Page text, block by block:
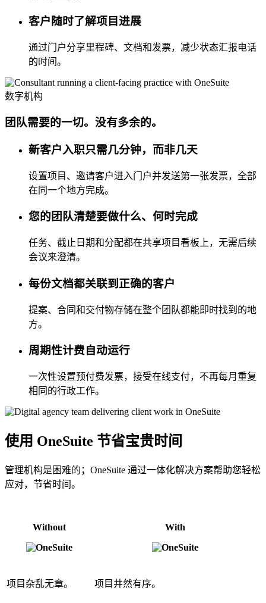
客户随时了解项目进展
通过门户分享里程碑、文档和发票，减少状态汇报电话
的时间。
数字机构
团队需要的一切。没有多余的。
新客户入职只需几分钟，而非几天
设置项目、邀请客户进入门户并发送第一张发票，全部
在同一个地方完成。
您的团队清楚要做什么、何时完成
任务、截止日期和分配都在共享项目看板上，无需后续
会议来澄清。
每份文档都关联到正确的客户
提案、合同和交付物存储在整个团队都能即时找到的地
方。
周期性计费自动运行
一次性设置预付费发票，接受在线支付，不再每月重复
相同的行政工作。
使用 OneSuite 节省宝贵时间
管理机构是困难的；OneSuite 通过一体化解决方案帮助您轻松
应对，节省时间。
Without With
项目杂乱无章。 项目井然有序。